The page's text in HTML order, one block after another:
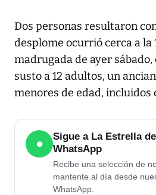
Dos personas resultaron
desplome ocurrió cerca a la
madrugada de ayer
susto a 12 adultos, un
menores de edad, incluidos
●
Sigue a La Estrella
WhatsApp
Recibe una selección de
mantente al día desde
WhatsApp.